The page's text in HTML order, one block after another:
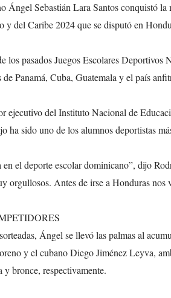
Ángel Sebastián Lara Santos conquistó
y del Caribe 2024 que se disputó en
los pasados Juegos Escolares
de Panamá, Cuba, Guatemala y el país
ejecutivo del Instituto Nacional de
ha sido uno de los alumnos deportistas
en el deporte escolar dominicano”, dijo
orgullosos. Antes de irse a Honduras
Ángel se llevó las palmas al
y el cubano Diego Jiménez Leyva,
y bronce, respectivamente.